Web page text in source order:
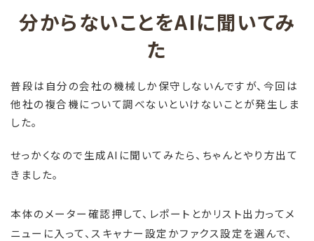
分からないことをAIに聞いてみ
た
普段は自分の会社の機械しか保守しないんですが、今回は
他社の複合機について調べないといけないことが発生しま
した。
せっかくなので生成AIに聞いてみたら、ちゃんとやり方出て
きました。
本体のメーター確認押して、レポートとかリスト出力ってメ
ニューに入って、スキャナー設定かファクス設定を選んで、